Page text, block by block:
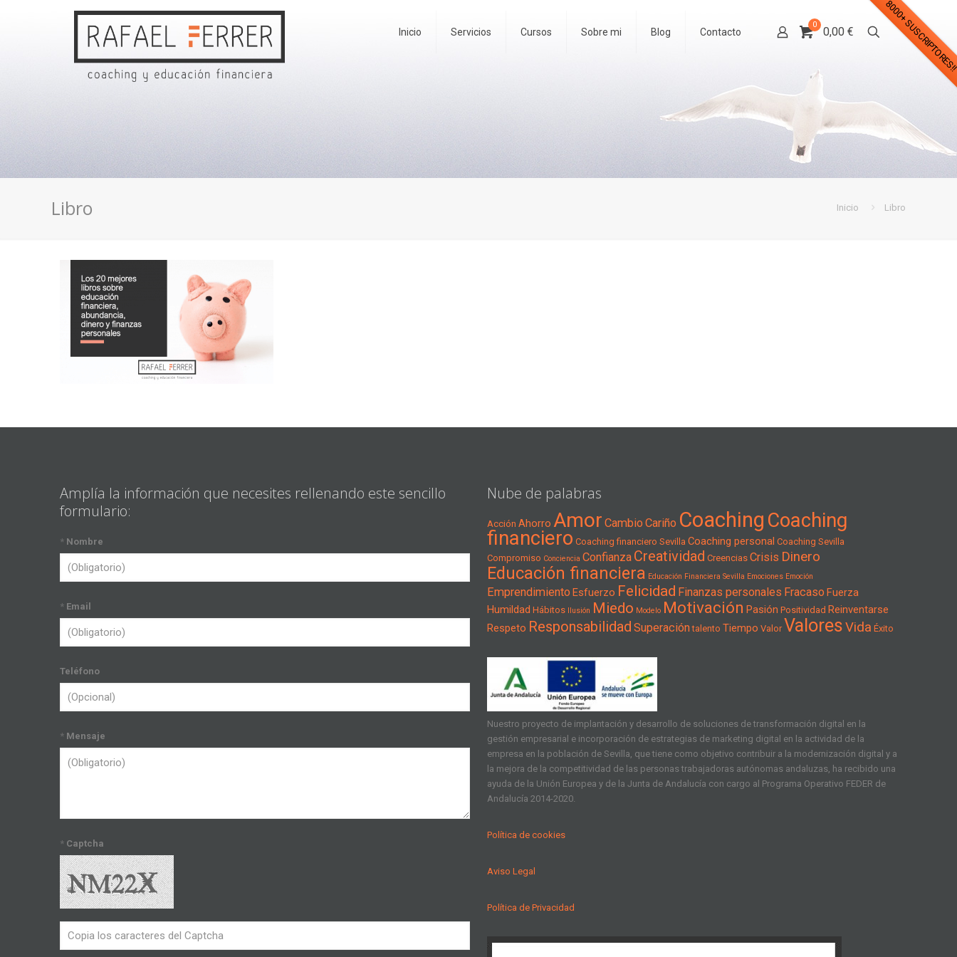
8000+
Inicio Servicios Cursos Sobre mi Blog Contacto
0
0,00 €
Libro Inicio Libro
Amplía la información que necesites rellenando este sencillo
formulario:
* Nombre
* Email
Teléfono
* Mensaje
* Captcha
Nube de palabras
Acción Ahorro Amor Cambio Cariño Coaching Coaching
financiero Coaching financiero Sevilla Coaching personal Coaching Sevilla
Compromiso Conciencia Confianza Creatividad Creencias Crisis Dinero
Educación financiera Educación Financiera Sevilla Emociones Emoción
Emprendimiento Esfuerzo Felicidad Finanzas personales Fracaso Fuerza
Humildad Hábitos Ilusión Miedo Modelo Motivación Pasión Positividad Reinventarse
Respeto Responsabilidad Superación talento Tiempo Valor ValoresVida Éxito
Nuestro proyecto de implantación y desarrollo de soluciones de transformación digital en la
gestión empresarial e incorporación de estrategias de marketing digital en la actividad de la
empresa en la población de Sevilla, que tiene como objetivo contribuir a la modernización digital y a
la mejora de la competitividad de las personas trabajadoras autónomas andaluzas, ha recibido una
ayuda de la Unión Europea y de la Junta de Andalucía con cargo al Programa Operativo FEDER de
Andalucía 2014-2020.
Política de cookies
Aviso Legal
Política de Privacidad